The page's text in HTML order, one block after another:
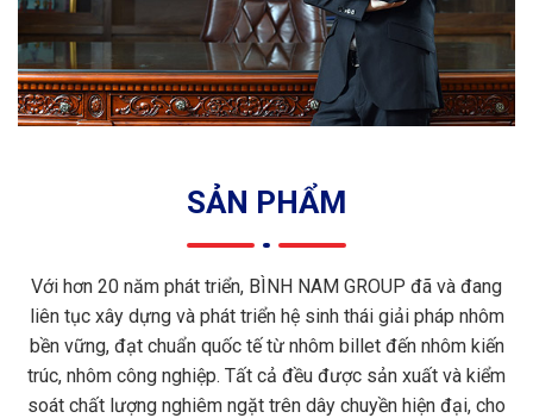
SẢN PHẨM
Với hơn 20 năm phát triển, BÌNH NAM GROUP đã và đang
liên tục xây dựng và phát triển hệ sinh thái giải pháp nhôm
bền vững, đạt chuẩn quốc tế từ nhôm billet đến nhôm kiến
trúc, nhôm công nghiệp. Tất cả đều được sản xuất và kiểm
soát chất lượng nghiêm ngặt trên dây chuyền hiện đại, cho